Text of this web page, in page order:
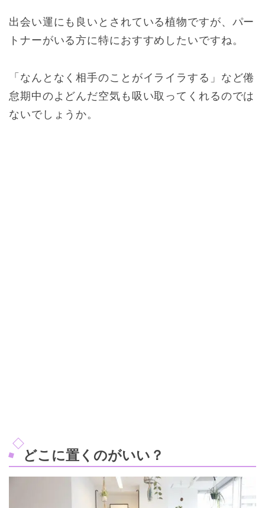
出会い運にも良いとされている植物ですが、パー
トナーがいる方に特におすすめしたいですね。
「なんとなく相手のことがイライラする」など倦
怠期中のよどんだ空気も吸い取ってくれるのでは
ないでしょうか。
どこに置くのがいい？